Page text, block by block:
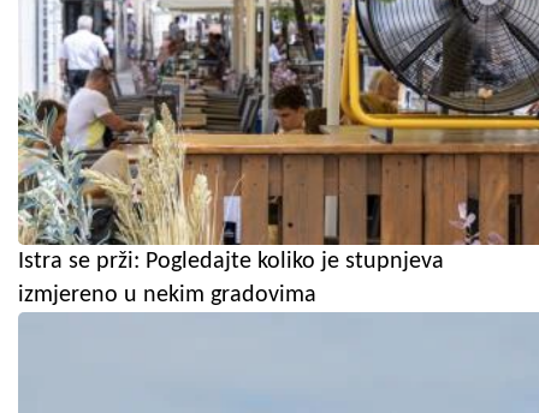
Istra se prži: Pogledajte koliko je stupnjeva
izmjereno u nekim gradovima